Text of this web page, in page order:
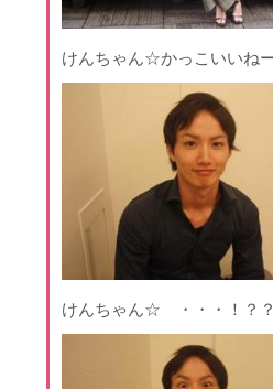
けんちゃん☆かっこいいね
けんちゃん☆ ・・・！？